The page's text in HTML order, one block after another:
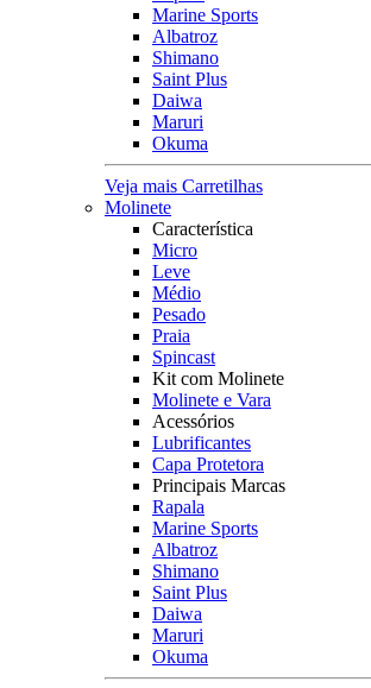
Marine Sports
Albatroz
Shimano
Saint Plus
Daiwa
Maruri
Okuma
Veja mais Carretilhas
Molinete
Característica
Micro
Leve
Médio
Pesado
Praia
Spincast
Kit com Molinete
Molinete e Vara
Acessórios
Lubrificantes
Capa Protetora
Principais Marcas
Rapala
Marine Sports
Albatroz
Shimano
Saint Plus
Daiwa
Maruri
Okuma